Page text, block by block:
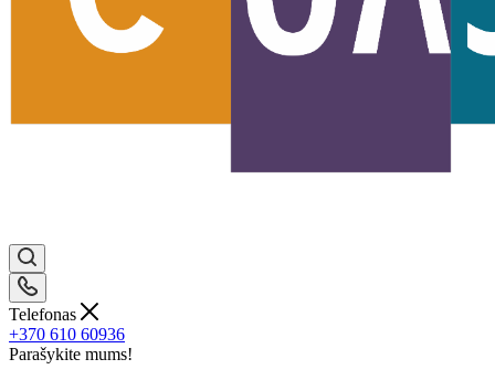
Telefonas
+370 610 60936
Parašykite mums!